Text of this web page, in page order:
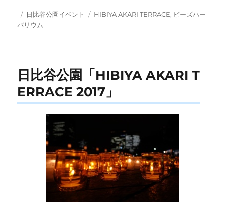
投
稿
カ
テ
日比谷公園イベント
タ
HIBIYA AKARI TERRACE, ビーズハー
バリウム
日比谷公園「HIBIYA AKARI T
ERRACE 2017」